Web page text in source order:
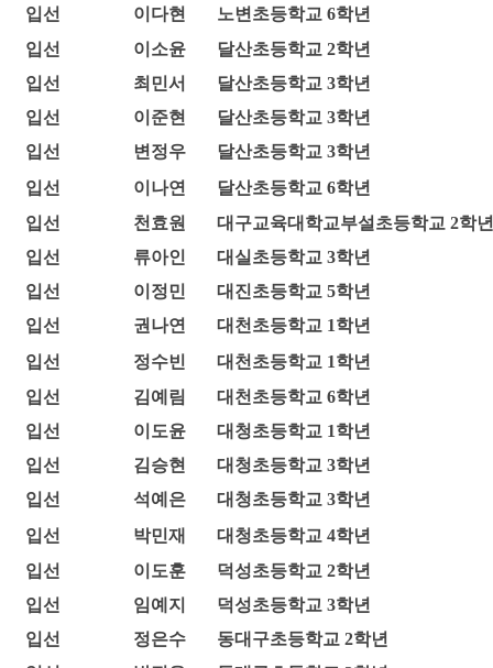
입선
이다현
노변초등학교 6학년
입선
이소윤
달산초등학교 2학년
입선
최민서
달산초등학교 3학년
입선
이준현
달산초등학교 3학년
입선
변정우
달산초등학교 3학년
입선
이나연
달산초등학교 6학년
입선
천효원
대구교육대학교부설초등학교 2학년
입선
류아인
대실초등학교 3학년
입선
이정민
대진초등학교 5학년
입선
권나연
대천초등학교 1학년
입선
정수빈
대천초등학교 1학년
입선
김예림
대천초등학교 6학년
입선
이도윤
대청초등학교 1학년
입선
김승현
대청초등학교 3학년
입선
석예은
대청초등학교 3학년
입선
박민재
대청초등학교 4학년
입선
이도훈
덕성초등학교 2학년
입선
임예지
덕성초등학교 3학년
입선
정은수
동대구초등학교 2학년